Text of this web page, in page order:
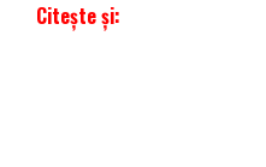
Citește și: